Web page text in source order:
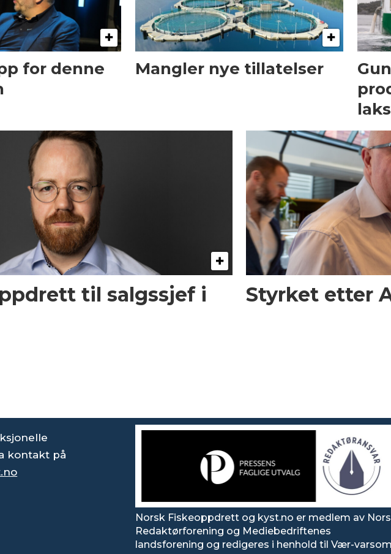
for denne
Mangler nye tillatelser
til salgssjef i
Styrket etter
kontakt på
Norsk Fiskeoppdrett og kyst.no er medlem av
Redaktørforening og Mediebedriftenes
landsforening og redigeres i henhold til Vær-